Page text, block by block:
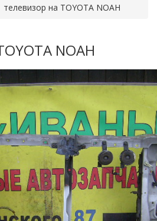
телевизор на TOYOTA NOAH
NOAH